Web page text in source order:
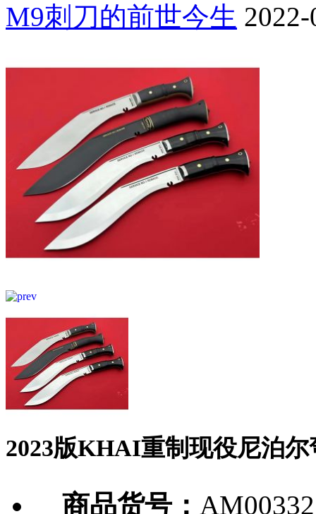
M9刺刀的前世今生
2023版KHAI重制现役尼泊尔
商品货号：